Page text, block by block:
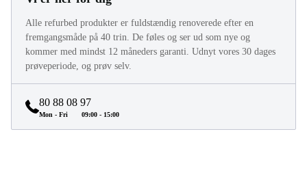
Alle refurbed produkter er fuldstændig renoverede efter en
fremgangsmåde på 40 trin. De føles og ser ud som nye og
kommer med mindst 12 måneders garanti. Udnyt vores 30 dages
prøveperiode, og prøv selv.
80 88 08 97
Mon - Fri 09:00 - 15:00